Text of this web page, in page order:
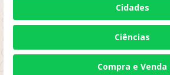
Cidades
Ciências
Compra e Venda